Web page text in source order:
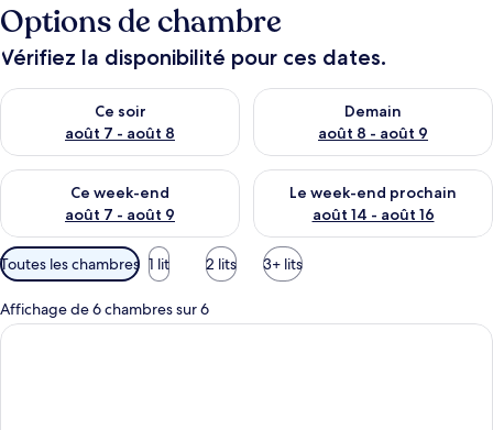
Options de chambre
Vérifiez la disponibilité pour ces dates.
Ce soir
août 7 - août 8
Vérifier la disponibilité pour ce soir août 7 - août 8
Demain
août 8 - août 9
Vérifier la disponibilité pour
Ce week-end
août 7 - août 9
Vérifier la disponibilité pour ce week-end août 7 - août 9
Le week-end prochain
août 14 - août 16
Vérifier la disponibilité pour
Filtres
disponibles
pour
les
Toutes les chambres 1 lit 2 lits 3+ lits
Affichage de 6 chambres sur 6